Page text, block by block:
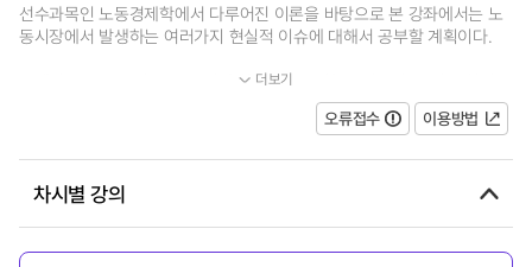
선수과목인 노동경제학에서 다루어진 이론을 바탕으로 본 강좌에서는 노
동시장에서 발생하는 여러가지 현실적 이슈에 대해서 공부할 계획이다.
구체적으로 노동 이동, 노동시장 차별, 노동조합, 유인급여, 그리고 실업...
더보기
오류접수 이용방법
차시별 강의